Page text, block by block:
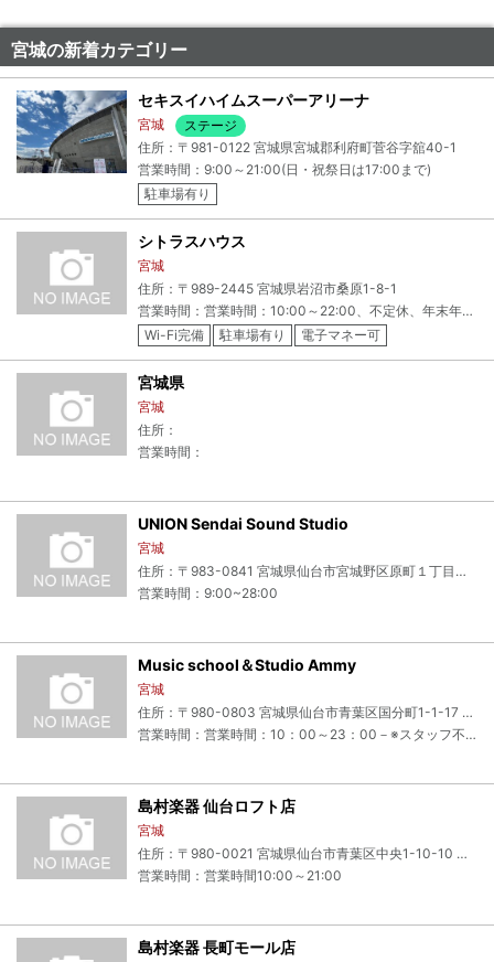
宮城の新着カテゴリー
セキスイハイムスーパーアリーナ
宮城
ステージ
住所：〒981-0122 宮城県宮城郡利府町菅谷字舘40-1
営業時間：9:00～21:00(日・祝祭日は17:00まで)
駐車場有り
シトラスハウス
宮城
住所：〒989-2445 宮城県岩沼市桑原1-8-1
営業時間：営業時間：10:00～22:00、不定休、年末年始休み
Wi-Fi完備
駐車場有り 電子マネー可
宮城県
宮城
住所：
営業時間：
UNION Sendai Sound Studio
宮城
住所：〒983-0841 宮城県仙台市宮城野区原町１丁目３－５０
営業時間：9:00~28:00
Music school＆Studio Ammy
宮城
住所：〒980-0803 宮城県仙台市青葉区国分町1-1-17 寿々力ビル B1F
営業時間：営業時間：10：00～23：00－※スタッフ不在時は留守電になっております
島村楽器 仙台ロフト店
宮城
住所：〒980-0021 宮城県仙台市青葉区中央1-10-10 仙台ロフト7階
営業時間：営業時間10:00～21:00
島村楽器 長町モール店